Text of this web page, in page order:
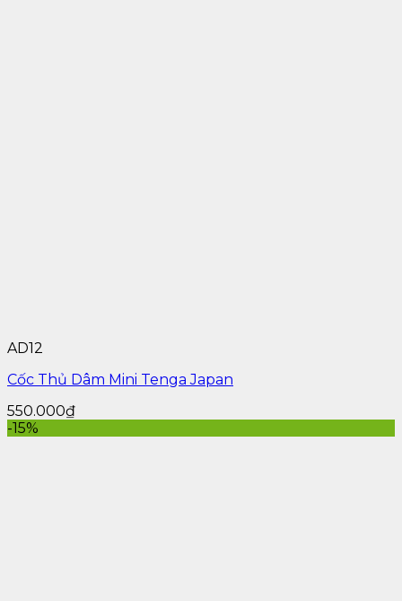
AD12
Cốc Thủ Dâm Mini Tenga Japan
550.000₫
-15%